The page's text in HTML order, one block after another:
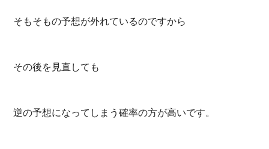
そもそもの予想が外れているのですから
その後を見直しても
逆の予想になってしまう確率の方が高いです。